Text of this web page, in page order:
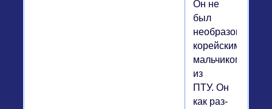
Он не
был
необразованным
корейским
мальчиком
из
ПТУ. Он
как раз-